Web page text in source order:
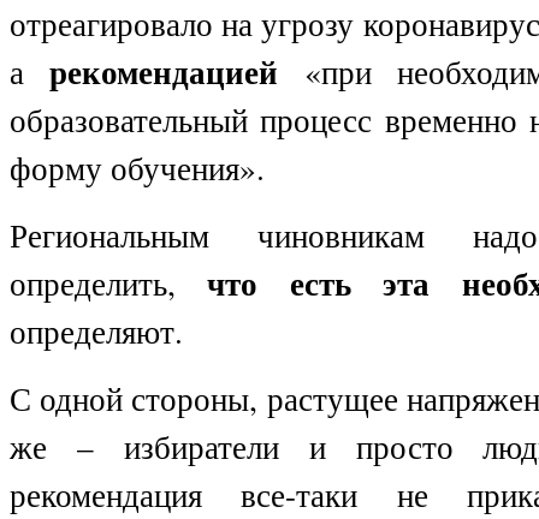
отреагировало на угрозу
арекомендацией «при
образовательный процесс
форму обучения».
Региональным чиновникам
определить,что есть эта
определяют.
С одной стороны, растущее
же – избиратели и просто
рекомендация все-таки не